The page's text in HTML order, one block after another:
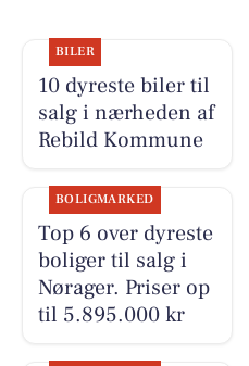
BILER
10 dyreste biler til
salg i nærheden af
Rebild Kommune
BOLIGMARKED
Top 6 over dyreste
boliger til salg i
Nørager. Priser op
til 5.895.000 kr